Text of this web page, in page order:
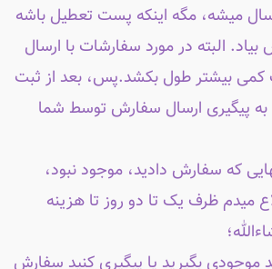
میشه، مگه اینکه پست تعطیل باشه
البته در مورد سفارشات با ارسال
کمی بیشتر طول بکشد.پس، بعد از ثبت
پیگیری ارسال سفارش توسط شما
که سفارش دادید، موجود نبود،
میدم ظرف یک تا دو روز تا هزینه